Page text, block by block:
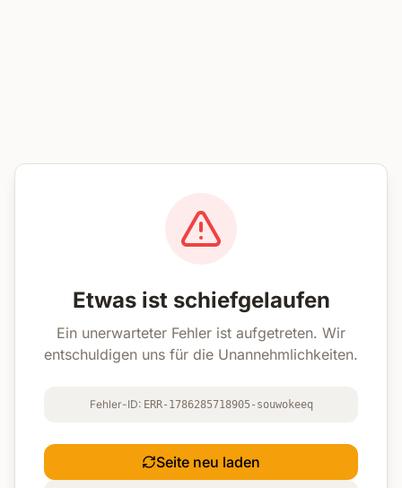
Etwas ist schiefgelaufen
Ein unerwarteter Fehler ist aufgetreten. Wir
entschuldigen uns für die Unannehmlichkeiten.
Fehler-ID: ERR-1786285718905-souwokeeq
Seite neu laden